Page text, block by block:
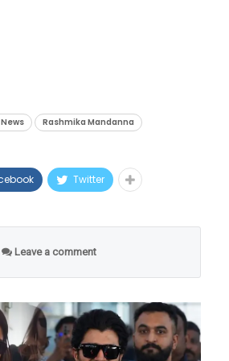
राजेशाही विवाह
Rashmika Mandanna
Twitter
Leave a comment